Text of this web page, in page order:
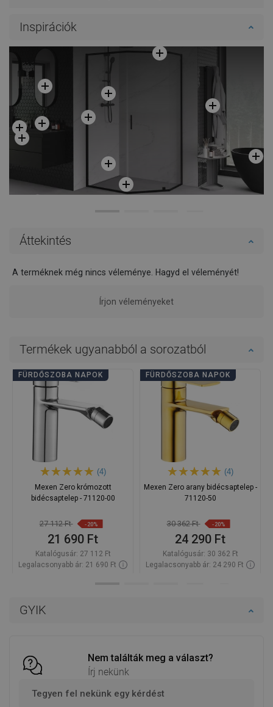
Inspirációk
GYIK
Nem találták meg a választ?
Írj nekünk
Tegyen fel nekünk egy kérdést
Áttekintés
A terméknek még nincs véleménye. Hagyd el véleményét!
Írjon véleményeket
Termékek ugyanabból a sorozatból
FÜRDŐSZOBA NAPOK
(4)
Mexen Zero krómozott
bidécsaptelep - 71120-00
27 112 Ft -20%
21 690 Ft
Katalógusár: 27 112 Ft
Legalacsonyabb ár: 21 690 Ft
FÜRDŐSZOBA NAPOK
(4)
Mexen Zero arany bidécsaptelep -
71120-50
30 362 Ft -20%
24 290 Ft
Katalógusár: 30 362 Ft
Legalacsonyabb ár: 24 290 Ft